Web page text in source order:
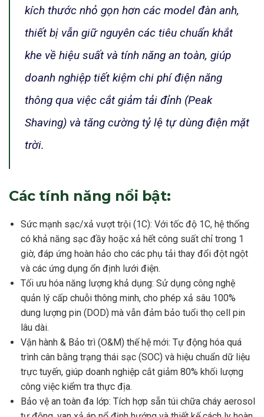
kích thước nhỏ gọn hơn các model đàn anh,
thiết bị vẫn giữ nguyên các tiêu chuẩn khắt
khe về hiệu suất và tính năng an toàn, giúp
doanh nghiệp tiết kiệm chi phí điện năng
thông qua việc cắt giảm tải đỉnh (Peak
Shaving) và tăng cường tỷ lệ tự dùng điện mặt
trời.
Các tính năng nổi bật:
Sức mạnh sạc/xả vượt trội (1C): Với tốc độ 1C, hệ thống
có khả năng sạc đầy hoặc xả hết công suất chỉ trong 1
giờ, đáp ứng hoàn hảo cho các phụ tải thay đổi đột ngột
và các ứng dụng ổn định lưới điện.
Tối ưu hóa năng lượng khả dụng: Sử dụng công nghệ
quản lý cấp chuỗi thông minh, cho phép xả sâu 100%
dung lượng pin (DOD) mà vẫn đảm bảo tuổi thọ cell pin
lâu dài.
Vận hành & Bảo trì (O&M) thế hệ mới: Tự động hóa quá
trình cân bằng trạng thái sạc (SOC) và hiệu chuẩn dữ liệu
trực tuyến, giúp doanh nghiệp cắt giảm 80% khối lượng
công việc kiểm tra thực địa.
Bảo vệ an toàn đa lớp: Tích hợp sẵn túi chữa cháy aerosol